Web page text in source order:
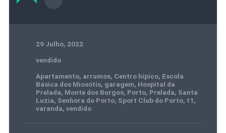
29 Julho, 2022
vendido
Apartamento, arrumos, Centro hípico, Escola
Básica dos Miosótis, garagem, Hospital da
Prelada, Monte dos Burgos, Porto, Prelada, Santa
Luzia, Senhora do Porto, Sport Club do Porto, t1,
varanda, vendido